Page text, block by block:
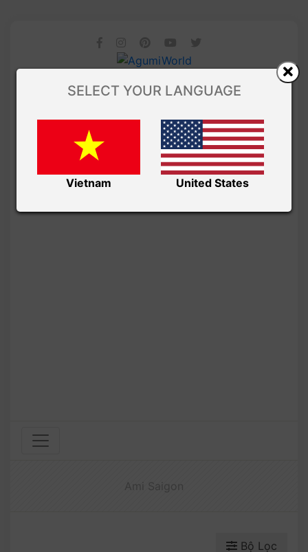
Bộ Lọc
SELECT YOUR LANGUAGE
Vietnam United States